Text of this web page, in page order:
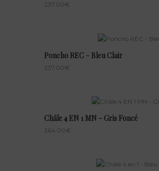
237.00€
Poncho REC – Bleu Clair
237.00€
Châle 4 EN 1 MN – Gris Foncé
264.00€